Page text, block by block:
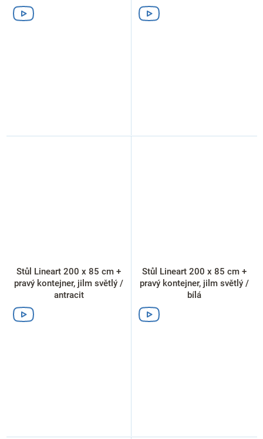
Stůl Lineart 200 x 85 cm +
pravý kontejner, jilm světlý /
antracit
Stůl Lineart 200 x 85 cm +
pravý kontejner, jilm světlý /
bílá